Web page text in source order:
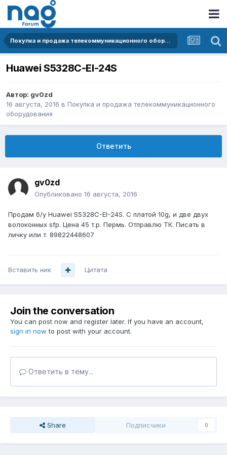
Покупка и продажа телекоммуникационного оборудования
Huawei S5328C-EI-24S
Автор: gv0zd
16 августа, 2016 в Покупка и продажа телекоммуникационного
оборудования
Ответить
gv0zd
Опубликовано 16 августа, 2016
Продам б/у Huawei S5328C-EI-24S. С платой 10g, и две двух
волоконных sfp. Цена 45 т.р. Пермь. Отправлю ТК. Писать в
личку или т. 89822448607
Вставить ник Цитата
Join the conversation
You can post now and register later. If you have an account,
sign in now to post with your account.
Ответить в тему...
Share Подписчики 0